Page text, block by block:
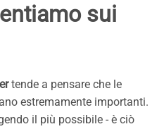
sui
tende a pensare che le
estremamente importanti.
il più possibile - è ciò